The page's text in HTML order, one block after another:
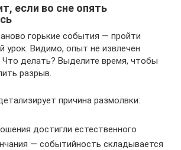
если во сне опять
горькие события — пройти
урок. Видимо, опыт не извлечен
делать? Выделите время, чтобы
разрыв.
причина размолвки:
достигли естественного
— событийность складывается